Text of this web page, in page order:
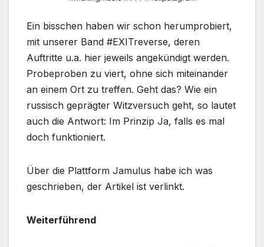
Ein bisschen haben wir schon herumprobiert,
mit unserer Band #EXITreverse, deren
Auftritte u.a. hier jeweils angekündigt werden.
Probeproben zu viert, ohne sich miteinander
an einem Ort zu treffen. Geht das? Wie ein
russisch geprägter Witzversuch geht, so lautet
auch die Antwort: Im Prinzip Ja, falls es mal
doch funktioniert.
Über die Plattform Jamulus habe ich was
geschrieben, der Artikel ist verlinkt.
Weiterführend